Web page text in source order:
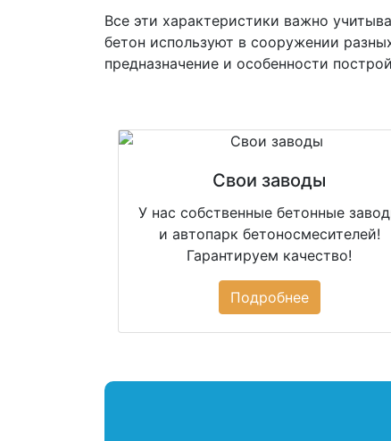
Все эти характеристики важно
бетон используют в сооружении
предназначение и особенности
Свои заводы
У нас собственные бетонные
и автопарк бетоносмесителей!
Гарантируем качество!
Подробнее